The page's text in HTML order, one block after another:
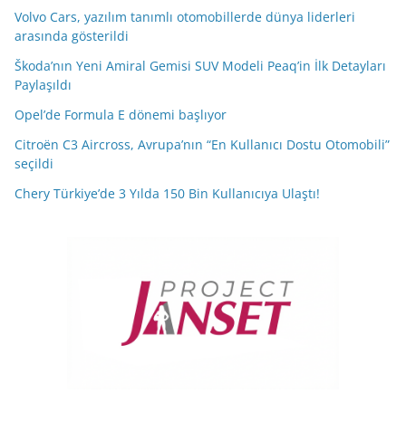
Volvo Cars, yazılım tanımlı otomobillerde dünya liderleri
arasında gösterildi
Škoda’nın Yeni Amiral Gemisi SUV Modeli Peaq’in İlk Detayları
Paylaşıldı
Opel’de Formula E dönemi başlıyor
Citroën C3 Aircross, Avrupa’nın “En Kullanıcı Dostu Otomobili”
seçildi
Chery Türkiye’de 3 Yılda 150 Bin Kullanıcıya Ulaştı!